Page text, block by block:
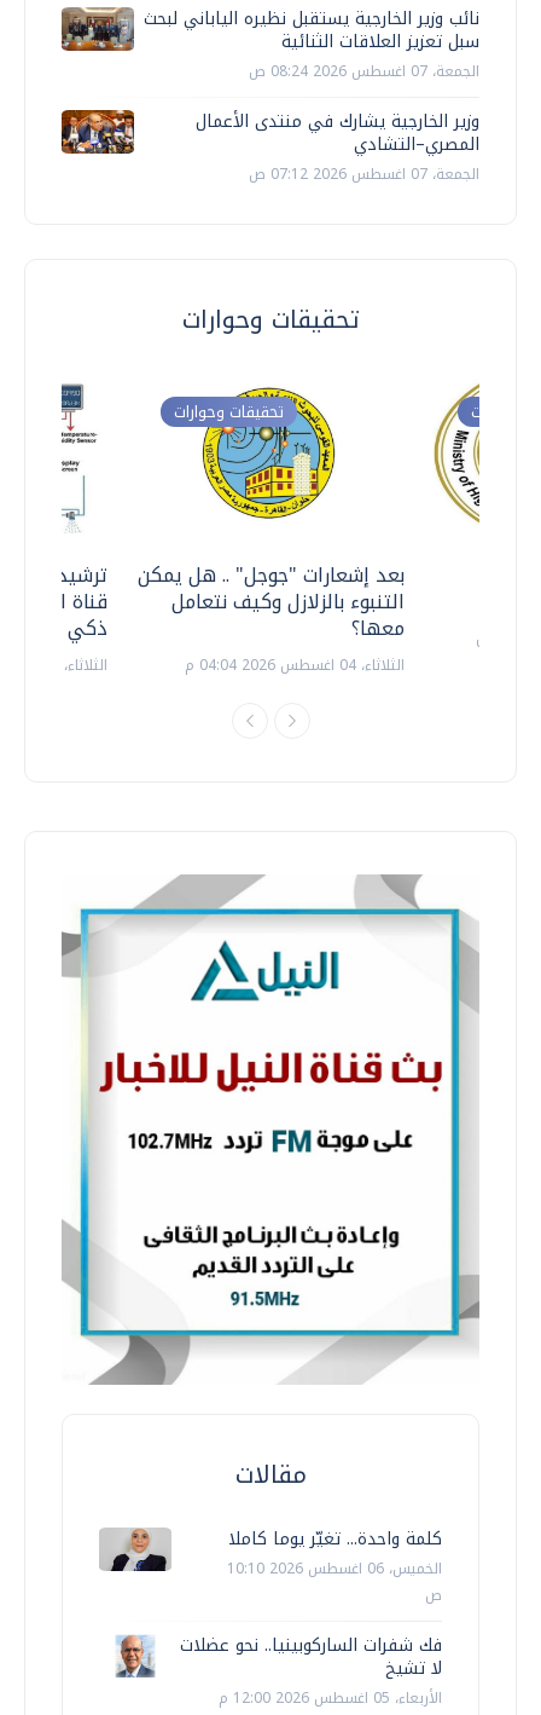
نائب وزير الخارجية يستقبل نظيره الياباني لبحث
سبل تعزيز العلاقات الثنائية
الجمعة، 07 اغسطس 2026 08:24 ص
وزير الخارجية يشارك في منتدى الأعمال
المصري–التشادي
الجمعة، 07 اغسطس 2026 07:12 ص
تحقيقات وحوارات
ترشيدا
قناة
ذكي
الثلاثاء، 14 يوليو 2026 06:11 م
تحقيقات وحوارات
بعد إشعارات "جوجل" .. هل يمكن
التنبوء بالزلازل وكيف نتعامل
معها؟
الثلاثاء، 04 اغسطس 2026 04:04 م
وحوارات
مقالات
كلمة واحدة... تغيّر يوما كاملا
الخميس، 06 اغسطس 2026 10:10
ص
فك شفرات الساركوبينيا.. نحو عضلات
لا تشيخ
الأربعاء، 05 اغسطس 2026 12:00 م